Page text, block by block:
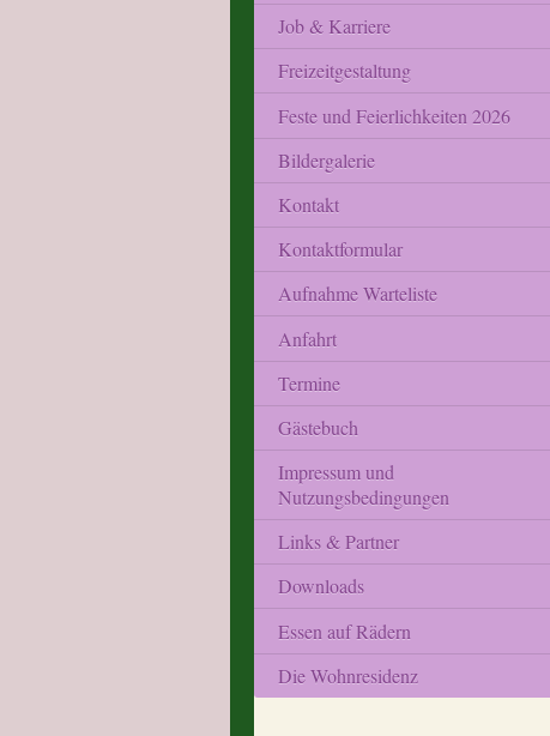
Job & Karriere
Freizeitgestaltung
Feste und Feierlichkeiten 2026
Bildergalerie
Kontakt
Kontaktformular
Aufnahme Warteliste
Anfahrt
Termine
Gästebuch
Impressum und
Nutzungsbedingungen
Links & Partner
Downloads
Essen auf Rädern
Die Wohnresidenz